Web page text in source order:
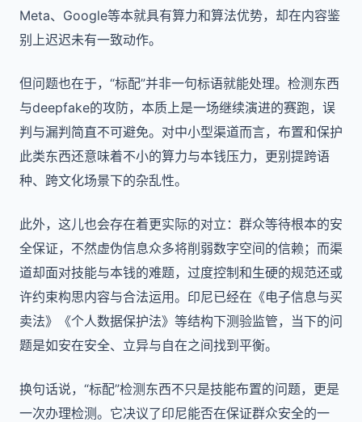
Meta、Google等本就具有算力和算法优势，却在内容鉴
别上迟迟未有一致动作。
但问题也在于，“标配”并非一句标语就能处理。检测东西
与deepfake的攻防，本质上是一场继续演进的赛跑，误
判与漏判简直不可避免。对中小型渠道而言，布置和保护
此类东西还意味着不小的算力与本钱压力，更别提跨语
种、跨文化场景下的杂乱性。
此外，这儿也会存在着更实际的对立：群众等待根本的安
全保证，不然虚伪信息众多将削弱数字空间的信赖；而渠
道却面对技能与本钱的难题，过度控制和生硬的规范还或
许约束构思内容与合法运用。印尼已经在《电子信息与买
卖法》《个人数据保护法》等结构下测验监管，当下的问
题是如安在安全、立异与自在之间找到平衡。
换句话说，“标配”检测东西不只是技能布置的问题，更是
一次办理检测。它决议了印尼能否在保证群众安全的一